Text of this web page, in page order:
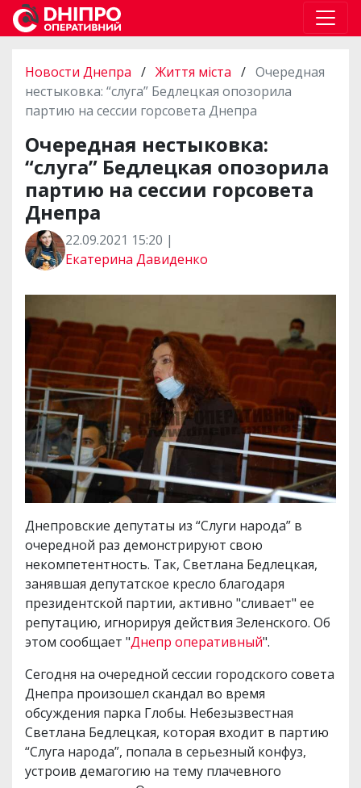
Новости Днепра / Життя міста / Очередная
нестыковка: “слуга” Бедлецкая опозорила
партию на сессии горсовета Днепра
Очередная нестыковка:
“слуга” Бедлецкая опозорила
партию на сессии горсовета
Днепра
22.09.2021 15:20 |
Екатерина Давиденко
Днепровские депутаты из “Слуги народа” в
очередной раз демонстрируют свою
некомпетентность. Так, Светлана Бедлецкая,
занявшая депутатское кресло благодаря
президентской партии, активно "сливает" ее
репутацию, игнорируя действия Зеленского. Об
этом сообщает "Днепр оперативный".
Сегодня на очередной сессии городского совета
Днепра произошел скандал во время
обсуждения парка Глобы. Небезызвестная
Светлана Бедлецкая, которая входит в партию
“Слуга народа”, попала в серьезный конфуз,
устроив демагогию на тему плачевного